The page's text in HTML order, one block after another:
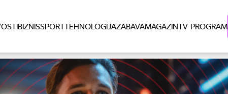
BIZNISSPORTTEHNOLOGIJAZABAVAMAGAZINTV PROGRAM